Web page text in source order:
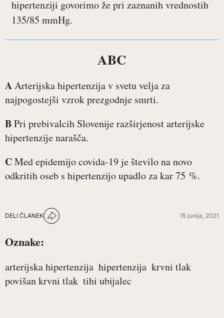
hipertenziji govorimo že pri zaznanih vrednostih
135/85 mmHg.
ABC
AArterijska hipertenzija v svetu velja za
najpogostejši vzrok prezgodnje smrti.
BPri prebivalcih Slovenije razširjenost arterijske
hipertenzije narašča.
CMed epidemijo covida-19 je število na novo
odkritih oseb s hipertenzijo upadlo za kar 75 %.
DELI ČLANEK 15 junija, 2021
Oznake:
arterijska hipertenzija hipertenzija krvni tlak
povišan krvni tlak tihi ubijalec